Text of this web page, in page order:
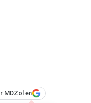
MDZol en